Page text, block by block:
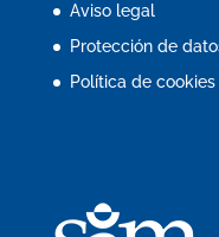
Aviso legal
Protección de
Política de cookies